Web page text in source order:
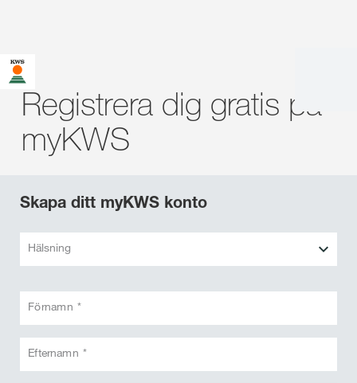
Registrera dig gratis på
myKWS
Skapa ditt myKWS konto
Hälsning
Förnamn *
Efternamn *